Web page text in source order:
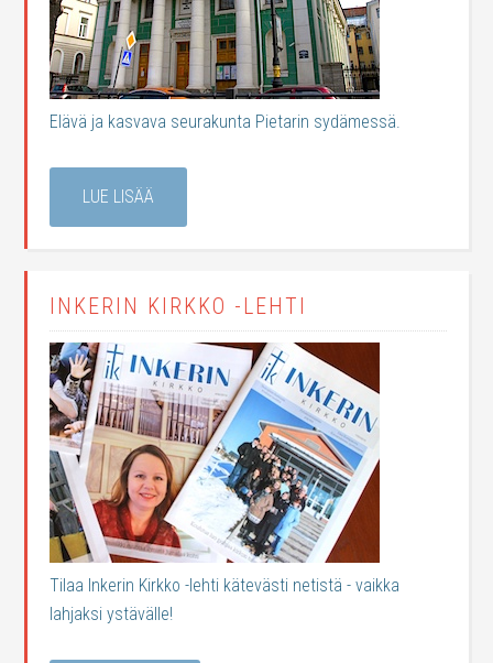
Elävä ja kasvava seurakunta Pietarin sydämessä.
LUE LISÄÄ
INKERIN KIRKKO -LEHTI
Tilaa Inkerin Kirkko -lehti kätevästi netistä - vaikka
lahjaksi ystävälle!